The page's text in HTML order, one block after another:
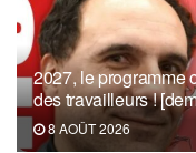
2027, le programme
des travailleurs !
8 AOÛT 2026